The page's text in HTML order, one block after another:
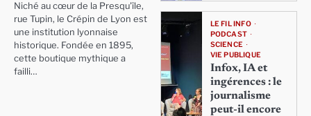
Niché au cœur de la Presqu'île,
rue Tupin, le Crépin de Lyon est
une institution lyonnaise
historique. Fondée en 1895,
cette boutique mythique a
failli…
LE FIL INFO
PODCAST
SCIENCE
VIE PUBLIQUE
Infox, IA et
ingérences : le
journalisme
peut-il encore